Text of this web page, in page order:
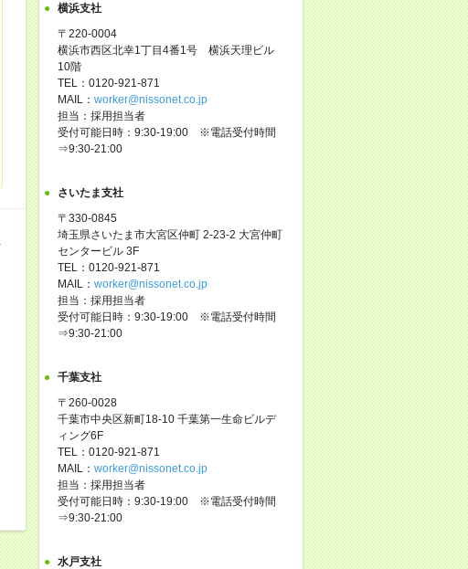
横浜支社
〒220-0004
横浜市西区北幸1丁目4番1号 横浜天理ビル
10階
TEL：0120-921-871
MAIL： worker@nissonet.co.jp
担当：採用担当者
受付可能日時：9:30-19:00 ※電話受付時間
⇒9:30-21:00
さいたま支社
〒330-0845
埼玉県さいたま市大宮区仲町 2-23-2 大宮仲町
センタービル 3F
TEL：0120-921-871
MAIL： worker@nissonet.co.jp
担当：採用担当者
受付可能日時：9:30-19:00 ※電話受付時間
⇒9:30-21:00
千葉支社
〒260-0028
千葉市中央区新町18-10 千葉第一生命ビルデ
ィング6F
TEL：0120-921-871
MAIL： worker@nissonet.co.jp
担当：採用担当者
受付可能日時：9:30-19:00 ※電話受付時間
⇒9:30-21:00
水戸支社